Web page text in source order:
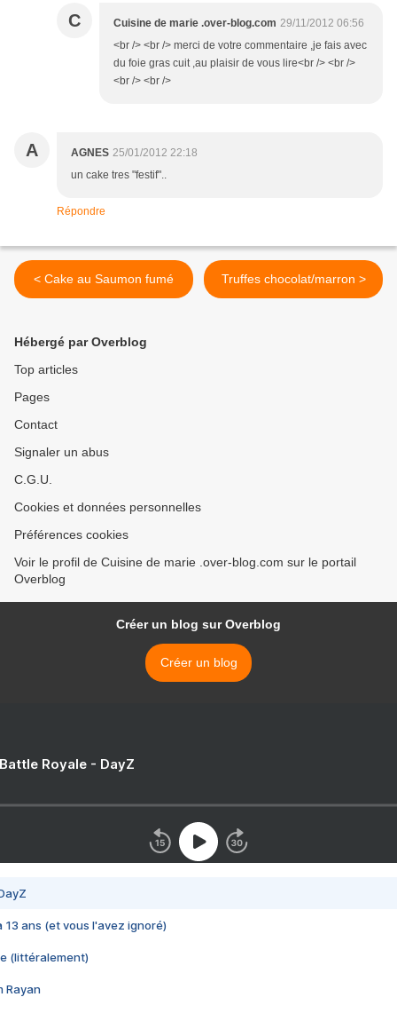
C Cuisine de marie .over-blog.com 29/11/2012 06:56
<br /> <br /> merci de votre commentaire ,je fais avec
du foie gras cuit ,au plaisir de vous lire<br /> <br />
<br /> <br />
A AGNES 25/01/2012 22:18
un cake tres "festif"..
Répondre
< Cake au Saumon fumé Truffes chocolat/marron >
Hébergé par Overblog
Top articles
Pages
Contact
Signaler un abus
C.G.U.
Cookies et données personnelles
Préférences cookies
Voir le profil de Cuisine de marie .over-blog.com sur le portail
Overblog
Créer un blog sur Overblog
Créer un blog
Royale - DayZ
13 ans (et vous l'avez ignoré)
(littéralement)
Rayan